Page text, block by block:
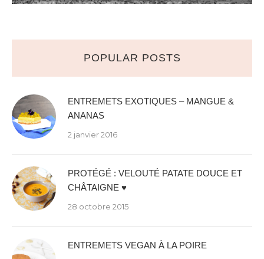
POPULAR POSTS
ENTREMETS EXOTIQUES – MANGUE &
ANANAS
2 janvier 2016
PROTÉGÉ : VELOUTÉ PATATE DOUCE ET
CHÂTAIGNE ♥
28 octobre 2015
ENTREMETS VEGAN À LA POIRE